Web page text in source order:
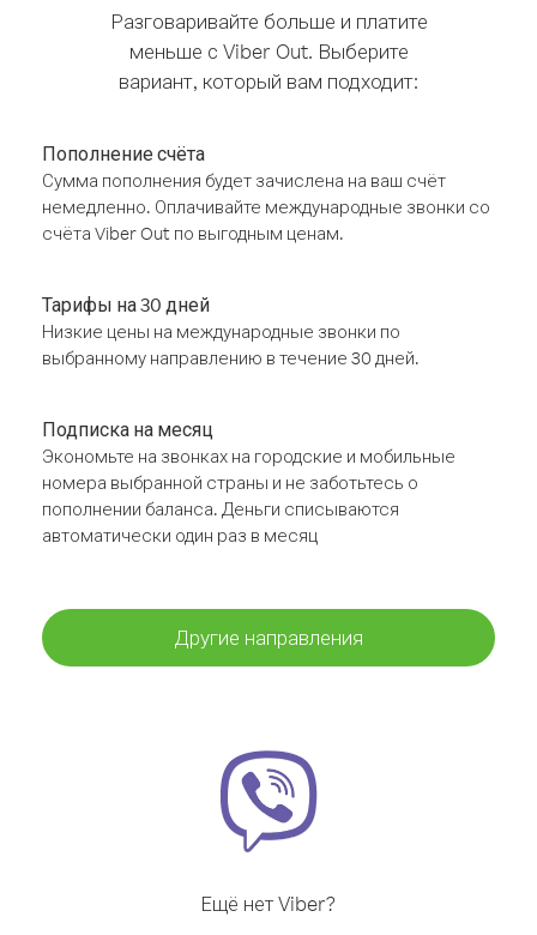
Разговаривайте больше и платите
меньше с Viber Out. Выберите
вариант, который вам подходит:
Пополнение счёта
Сумма пополнения будет зачислена на ваш счёт
немедленно. Оплачивайте международные звонки со
счёта Viber Out по выгодным ценам.
Тарифы на 30 дней
Низкие цены на международные звонки по
выбранному направлению в течение 30 дней.
Подписка на месяц
Экономьте на звонках на городские и мобильные
номера выбранной страны и не заботьтесь о
пополнении баланса. Деньги списываются
автоматически один раз в месяц
Другие направления
Ещё нет Viber?